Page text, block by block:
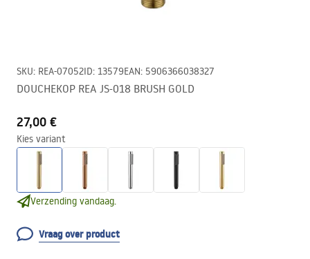
SKU: REA-07052ID: 13579EAN: 5906366038327
DOUCHEKOP REA JS-018 BRUSH GOLD
27,00 €
Kies variant
Verzending vandaag.
Vraag over product